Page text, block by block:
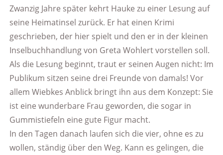
Zwanzig Jahre später kehrt Hauke zu einer Lesung auf
seine Heimatinsel zurück. Er hat einen Krimi
geschrieben, der hier spielt und den er in der kleinen
Inselbuchhandlung von Greta Wohlert vorstellen soll.
Als die Lesung beginnt, traut er seinen Augen nicht: Im
Publikum sitzen seine drei Freunde von damals! Vor
allem Wiebkes Anblick bringt ihn aus dem Konzept: Sie
ist eine wunderbare Frau geworden, die sogar in
Gummistiefeln eine gute Figur macht.
In den Tagen danach laufen sich die vier, ohne es zu
wollen, ständig über den Weg. Kann es gelingen, die